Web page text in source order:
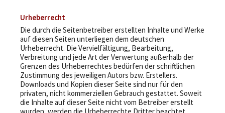
Urheberrecht
Die durch die Seitenbetreiber erstellten Inhalte und Werke
auf diesen Seiten unterliegen dem deutschen
Urheberrecht. Die Vervielfältigung, Bearbeitung,
Verbreitung und jede Art der Verwertung außerhalb der
Grenzen des Urheberrechtes bedürfen der schriftlichen
Zustimmung des jeweiligen Autors bzw. Erstellers.
Downloads und Kopien dieser Seite sind nur für den
privaten, nicht kommerziellen Gebrauch gestattet. Soweit
die Inhalte auf dieser Seite nicht vom Betreiber erstellt